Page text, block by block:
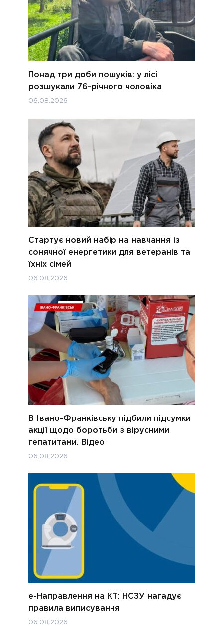
Понад три доби пошуків: у лісі
розшукали 76-річного чоловіка
06.08.2026
Стартує новий набір на навчання із
сонячної енергетики для ветеранів та
їхніх сімей
06.08.2026
В Івано-Франківську підбили підсумки
акції щодо боротьби з вірусними
гепатитами. Відео
06.08.2026
е-Направлення на КТ: НСЗУ нагадує
правила виписування
06.08.2026